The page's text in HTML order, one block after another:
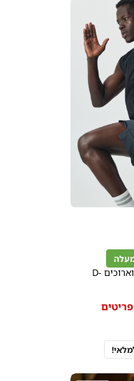
מארז 2 בוקסרים צמודים וארוכים D-
103.20 ש"ח בקניית 2 פריטים